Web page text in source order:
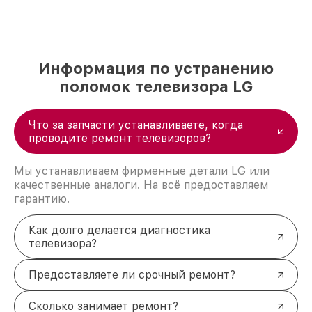
Информация по устранению
поломок телевизора LG
Что за запчасти устанавливаете, когда
проводите ремонт телевизоров?
Мы устанавливаем фирменные детали LG или
качественные аналоги. На всё предоставляем
гарантию.
Как долго делается диагностика
телевизора?
Предоставляете ли срочный ремонт?
Сколько занимает ремонт?